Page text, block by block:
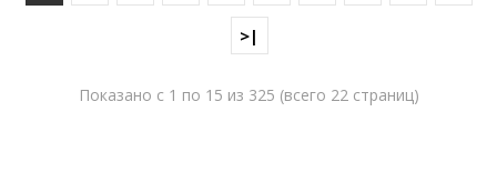
>|
Показано с 1 по 15 из 325 (всего 22 страниц)